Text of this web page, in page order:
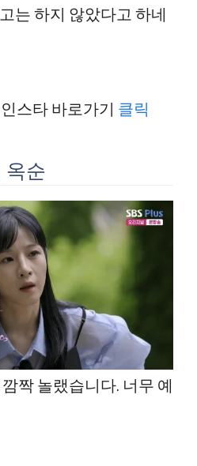
는 하지 않았다고 하네
스타 바로가기 클릭
순
짝 놀랬습니다. 너무 예